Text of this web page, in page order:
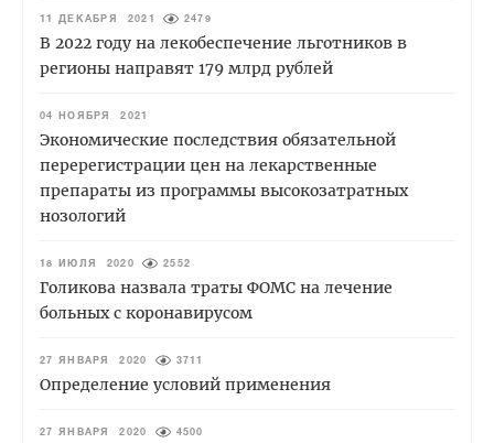
11 ДЕКАБРЯ 2021 2479
В 2022 году на лекобеспечение льготников в
регионы направят 179 млрд рублей
04 НОЯБРЯ 2021
Экономические последствия обязательной
перерегистрации цен на лекарственные
препараты из программы высокозатратных
нозологий
18 ИЮЛЯ 2020 2552
Голикова назвала траты ФОМС на лечение
больных с коронавирусом
27 ЯНВАРЯ 2020 3711
Определение условий применения
27 ЯНВАРЯ 2020 4500